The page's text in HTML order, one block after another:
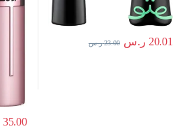
20.01 ر.س 23.00 ر.س
35.00